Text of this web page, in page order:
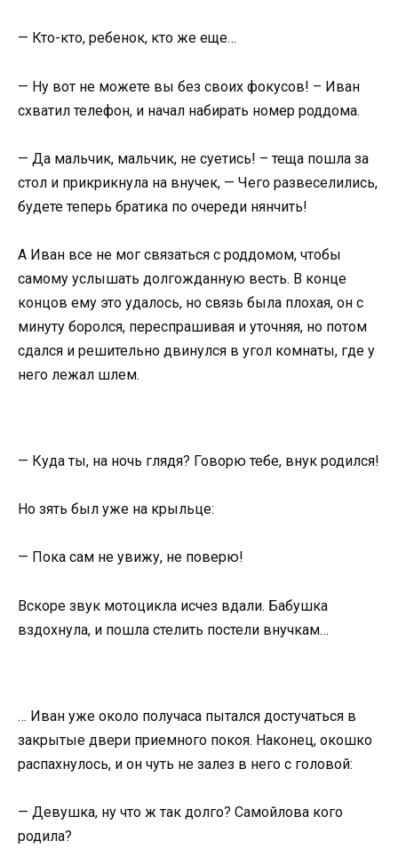
— Кто-кто, ребенок, кто же еще…
— Ну вот не можете вы без своих фокусов! – Иван
схватил телефон, и начал набирать номер роддома.
— Да мальчик, мальчик, не суетись! – теща пошла за
стол и прикрикнула на внучек, — Чего развеселились,
будете теперь братика по очереди нянчить!
А Иван все не мог связаться с роддомом, чтобы
самому услышать долгожданную весть. В конце
концов ему это удалось, но связь была плохая, он с
минуту боролся, переспрашивая и уточняя, но потом
сдался и решительно двинулся в угол комнаты, где у
него лежал шлем.
— Куда ты, на ночь глядя? Говорю тебе, внук родился!
Но зять был уже на крыльце:
— Пока сам не увижу, не поверю!
Вскоре звук мотоцикла исчез вдали. Бабушка
вздохнула, и пошла стелить постели внучкам…
… Иван уже около получаса пытался достучаться в
закрытые двери приемного покоя. Наконец, окошко
распахнулось, и он чуть не залез в него с головой:
— Девушка, ну что ж так долго? Самойлова кого
родила?